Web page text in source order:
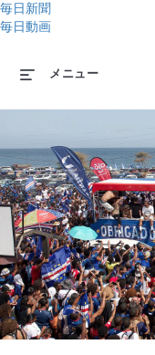
毎日新聞
毎日動画
メニュー